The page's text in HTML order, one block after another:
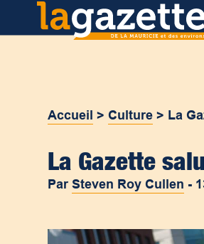
Accueil >Culture > La
La Gazette
ParSteven Roy Cullen -